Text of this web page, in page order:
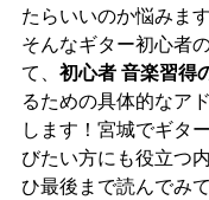
たらいいのか悩みま
そんなギター初心者
て、 初心者 音楽習得
るための具体的なア
します！宮城でギタ
びたい方にも役立つ
ひ最後まで読んでみ